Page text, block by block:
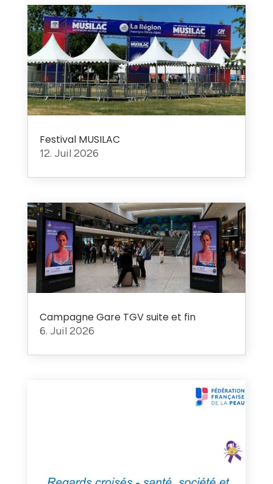
Festival MUSILAC
12. Juil 2026
Campagne Gare TGV suite et fin
6. Juil 2026